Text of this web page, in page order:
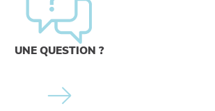
UNE QUESTION ?